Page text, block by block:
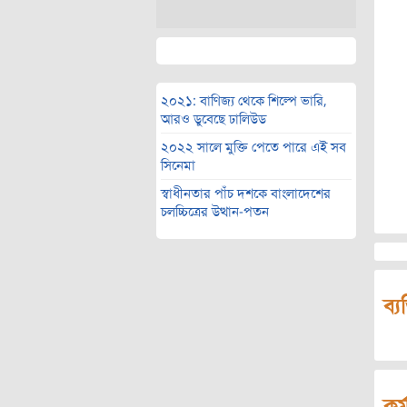
২০২১: বাণিজ্য থেকে শিল্পে ভারি,
আরও ডুবেছে ঢালিউড
২০২২ সালে মুক্তি পেতে পারে এই সব
সিনেমা
স্বাধীনতার পাঁচ দশকে বাংলাদেশের
চলচ্চিত্রের উত্থান-পতন